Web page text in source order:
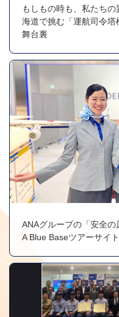
もしもの時も、私たち
海道で挑む「運航司令
舞台裏
ANAグループの「安全
A Blue Baseツアーサイ